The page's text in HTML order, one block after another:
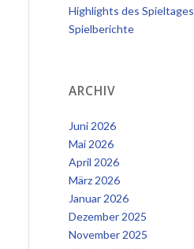
Highlights des Spieltages
Spielberichte
ARCHIV
Juni 2026
Mai 2026
April 2026
März 2026
Januar 2026
Dezember 2025
November 2025